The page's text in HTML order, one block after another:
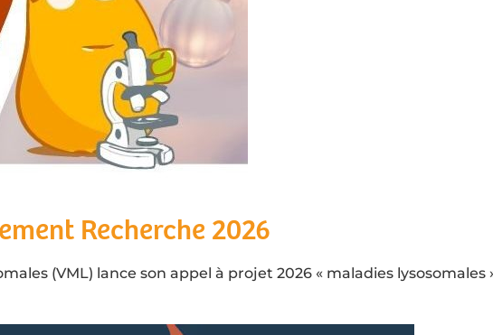
Recherche 2026
(VML) lance son appel à projet 2026 « maladies lysosomales